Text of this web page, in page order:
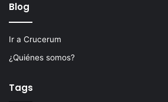
Blog
Ir a Crucerum
¿Quiénes somos?
Tags